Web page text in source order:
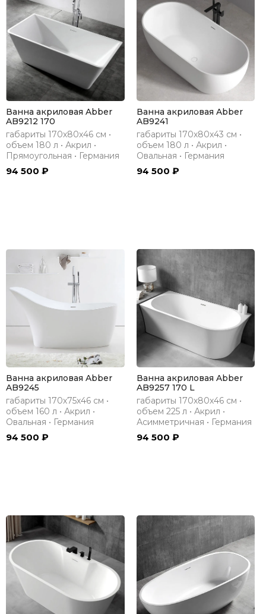
Ванна акриловая Abber
AB9212 170
габариты 170х80х46 см •
объем 180 л • Акрил •
Прямоугольная • Германия
94 500 ₽
Ванна акриловая Abber
AB9241
габариты 170х80х43 см •
объем 180 л • Акрил •
Овальная • Германия
94 500 ₽
Ванна акриловая Abber
AB9245
габариты 170х75х46 см •
объем 160 л • Акрил •
Овальная • Германия
94 500 ₽
Ванна акриловая Abber
AB9257 170 L
габариты 170х80х46 см •
объем 225 л • Акрил •
Асимметричная • Германия
94 500 ₽